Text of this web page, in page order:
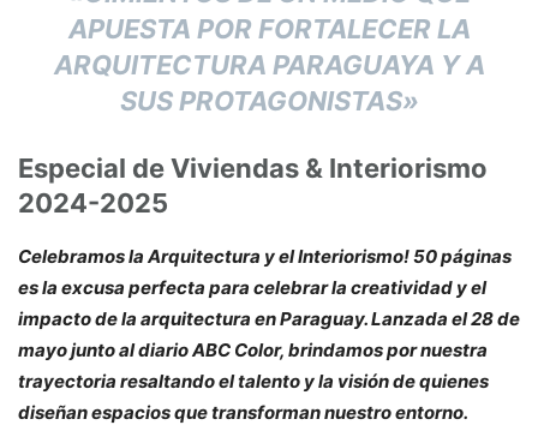
APUESTA POR FORTALECER LA
ARQUITECTURA PARAGUAYA Y A
SUS PROTAGONISTAS»
Especial de Viviendas & Interiorismo
2024-2025
Celebramos la Arquitectura y el Interiorismo! 50 páginas
es la excusa perfecta para celebrar la creatividad y el
impacto de la arquitectura en Paraguay. Lanzada el 28 de
mayo junto al diario ABC Color, brindamos por nuestra
trayectoria resaltando el talento y la visión de quienes
diseñan espacios que transforman nuestro entorno.